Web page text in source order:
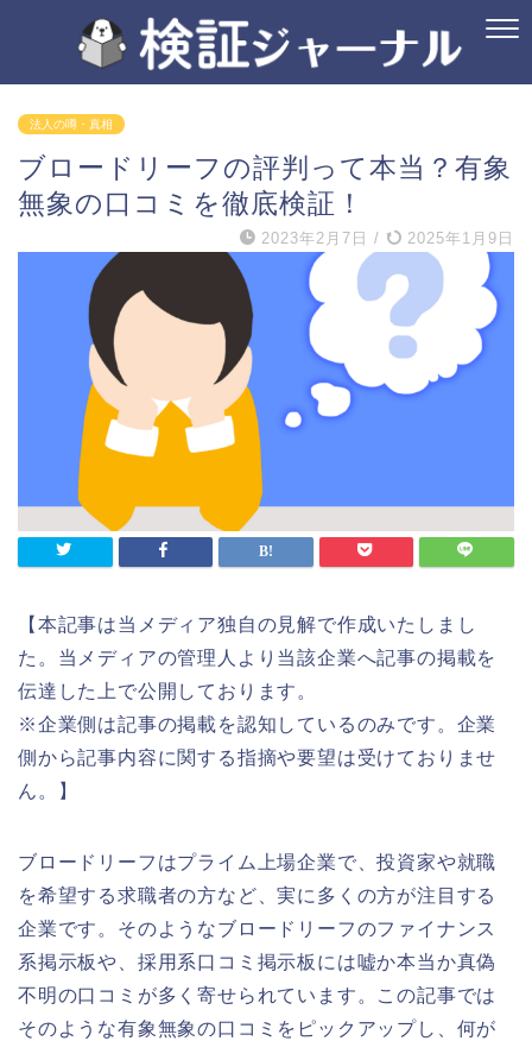
法人の噂・真相
ブロードリーフの評判って本当？有象
無象の口コミを徹底検証！
2023年2月7日 / 2025年1月9日
【 本記事は当メディア独自の見解で作成いたしまし
た。当メディアの管理人より当該企業へ記事の掲載を
伝達した上で公開しております。
※企業側は記事の掲載を認知しているのみです。企業
側から記事内容に関する指摘や要望は受けておりませ
ん。
】
ブロードリーフはプライム上場企業で、投資家や就職
を希望する求職者の方など、実に多くの方が注目する
企業です。そのようなブロードリーフのファイナンス
系掲示板や、採用系口コミ掲示板には嘘か本当か真偽
不明の口コミが多く寄せられています。この記事では
そのような有象無象の口コミをピックアップし、何が